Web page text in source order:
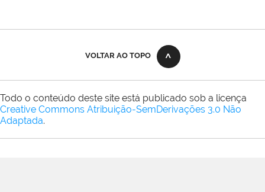
VOLTAR AO TOPO
Todo o conteúdo deste site está publicado sob a licença
Creative Commons Atribuição-SemDerivações 3.0 Não
Adaptada.